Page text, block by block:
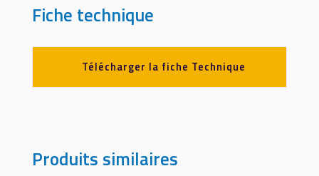
Fiche technique
Télécharger la fiche Technique
Produits similaires